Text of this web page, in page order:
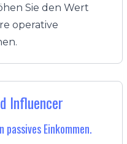
Sie den Wert
operative
Influencer
passives Einkommen.